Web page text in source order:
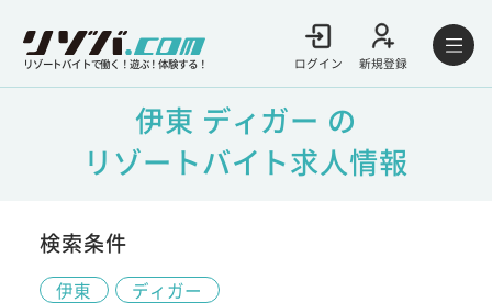
リゾートバイトで働く！遊ぶ！体験する！ ログイン 新規登録
伊東 ディガー の
リゾートバイト求人情報
検索条件
伊東 ディガー